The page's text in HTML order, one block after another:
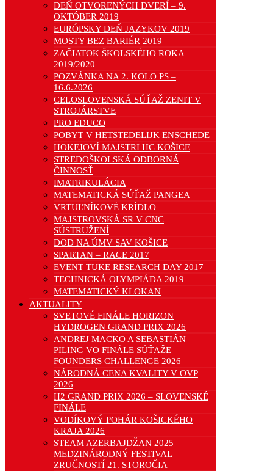
DEŇ OTVORENÝCH DVERÍ – 9.
OKTÓBER 2019
EURÓPSKY DEŇ JAZYKOV 2019
MOSTY BEZ BARIÉR 2019
ZAČIATOK ŠKOLSKÉHO ROKA
2019/2020
POZVÁNKA NA 2. KOLO PS –
16.6.2026
CELOSLOVENSKÁ SÚŤAŽ ZENIT V
STROJÁRSTVE
PRO EDUCO
POBYT V HETSTEDELIJK ENSCHEDE
HOKEJOVÍ MAJSTRI HC KOŠICE
STREDOŠKOLSKÁ ODBORNÁ
ČINNOSŤ
IMATRIKULÁCIA
MATEMATICKÁ SÚŤAŽ PANGEA
VRTUĽNÍKOVÉ KRÍDLO
MAJSTROVSKÁ SR V CNC
SÚSTRUŽENÍ
DOD NA ÚMV SAV KOŠICE
SPARTAN – RACE 2017
EVENT TUKE RESEARCH DAY 2017
TECHNICKÁ OLYMPIÁDA 2019
MATEMATICKÝ KLOKAN
AKTUALITY
SVETOVÉ FINÁLE HORIZON
HYDROGEN GRAND PRIX 2026
ANDREJ MACKO A SEBASTIÁN
PILING VO FINÁLE SÚŤAŽE
FOUNDERS CHALLENGE 2026
NÁRODNÁ CENA KVALITY V OVP
2026
H2 GRAND PRIX 2026 – SLOVENSKÉ
FINÁLE
VODÍKOVÝ POHÁR KOŠICKÉHO
KRAJA 2026
STEAM AZERBAJDŽAN 2025 –
MEDZINÁRODNÝ FESTIVAL
ZRUČNOSTÍ 21. STOROČIA